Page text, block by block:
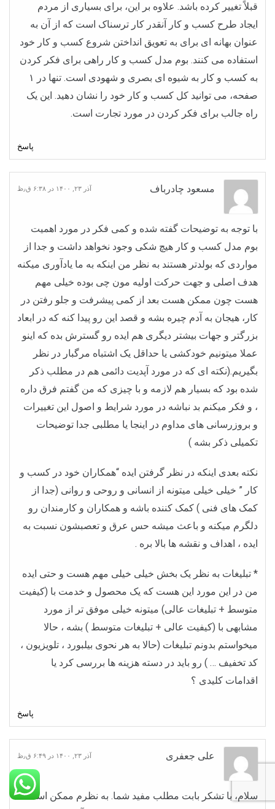
قبلاً تغییر کرده باشد. علاوه بر این، برای بسیاری از مردم
ایجاد طرح کسب و کار آنقدر کار ترسناک است که از آن به
عنوان بهانه ای برای به تعویق انداختن شروع کسب و کار خود
استفاده می کنند. بوم مدل کسب و کار راهی برای فکر کردن
به کسب و کار به شیوه ای بصری و شهودی است. تنها در ۱
صفحه، می توانید کل کسب و کار خود را نشان دهید. این یک
راه جالب برای فکر کردن در مورد تجارت است.
پاسخ
مسعود چادرباف آذر ۲۳, ۱۴۰۰ در ۶:۳۸ ق٫ظ
با توجه به توضیحات گفته شده و کمی فکر در مورد اهمیت
بوم مدل کسب و کار هیچ شکی وجود نخواهد داشت و جدا از
مواردی که بولدتر هستند به نظر من اینکه به ما یادآوری میکنه
هدف اصلی و جهت حرکت اولیه مون چی بوده خیلی مهم
هست چون ممکن هست بعد از کمی پیشرفت و جلو رفتن در
کار، هیجان به آدم چیره بشه و قصد این رو پیدا کنه که در ابعاد
بزرگتر و جهات بیشتر دیگری هم ایده رو گسترش بده که اینو
عملا میتونیم خودکشی یا حداقل یک اشتباه مرگبار در نظر
بگیریم.(نکته ای که در مورد آپدیت دائمی هم در مطلب ذکر
شده بود که بسیار هم لازمه و با چیزی که من گفتم فرق داره
، و فکر میکنم بد نباشه در مورد شرایط و اصول این تغییرات
و بروزرسانی های مداوم در اینجا یا مطلبی جدا توضیحات
تکمیلی ذکر بشه )
نکته بعدی اینکه در نظر گرفتن ایده “همکاران خود در کسب و
کار ” خیلی خیلی میتونه از انسانی و روحی و روانی (جدا از
کمک های فنی ) کمک کننده باشه و همکاران و کارمندان رو
دلگرم میکنه و باعث میشه حس عرق و تعصبشون نسبت به
ایده ، اهداف و نقشه ها بالا بره .
* تبلیغات به نظر یک بخش خیلی خیلی مهم هست و حتی ایده
من در این مورد این هست که یک محصول و خدمت با (کیفیت
متوسط + تبلیغات عالی) میتونه خیلی موفق تر از مورد
مشابهی با (کیفیت عالی + تبلیغات متوسط ) بشه ، حالا
میخواستم بدونم تبلیغات (حالا به هر نحوی بیلبورد ، تلویزیون ،
کد تخفیف … ) رو باید در دسته هزینه ها بررسی کرد یا
اقدامات کلیدی ؟
پاسخ
علی جعفری آذر ۲۳, ۱۴۰۰ در ۶:۴۹ ق٫ظ
سلام، با تشکر بابت مطلب مفید شما. به نظرم ممکن است